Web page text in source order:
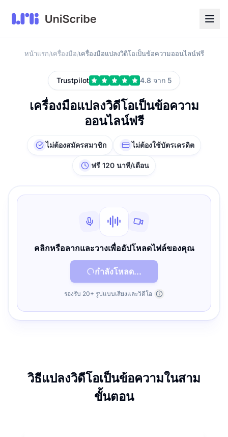
หน้าแรก/เครื่องมือ/เครื่องมือแปลงวิดีโอเป็นข้อความออนไลน์ฟรี
Trustpilot 4.8 จาก 5
เครื่องมือแปลงวิดีโอเป็นข้อความ
ออนไลน์ฟรี
ไม่ต้องสมัครสมาชิก ไม่ต้องใช้บัตรเครดิต
ฟรี 120 นาที/เดือน
คลิกหรือลากและวางเพื่ออัปโหลดไฟล์ของคุณ
กำลังโหลด...
รองรับ 20+ รูปแบบเสียงและวิดีโอ
วิธีแปลงวิดีโอเป็นข้อความในสาม
ขั้นตอน